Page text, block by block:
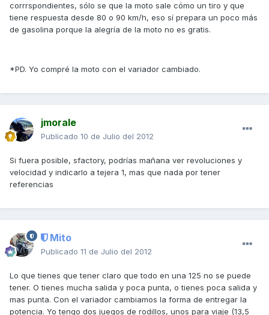
corrrspondientes, sólo se que la moto sale cómo un tiro y que
tiene respuesta desde 80 o 90 km/h, eso sí prepara un poco más
de gasolina porque la alegría de la moto no es gratis.
*PD. Yo compré la moto con el variador cambiado.
jmorale
Publicado 10 de Julio del 2012
Si fuera posible, sfactory, podrías mañana ver revoluciones y
velocidad y indicarlo a tejera 1, mas que nada por tener
referencias
Mito
Publicado 11 de Julio del 2012
Lo que tienes que tener claro que todo en una 125 no se puede
tener. O tienes mucha salida y poca punta, o tienes poca salida y
mas punta. Con el variador cambiamos la forma de entregar la
potencia. Yo tengo dos juegos de rodillos, unos para viaje (13,5